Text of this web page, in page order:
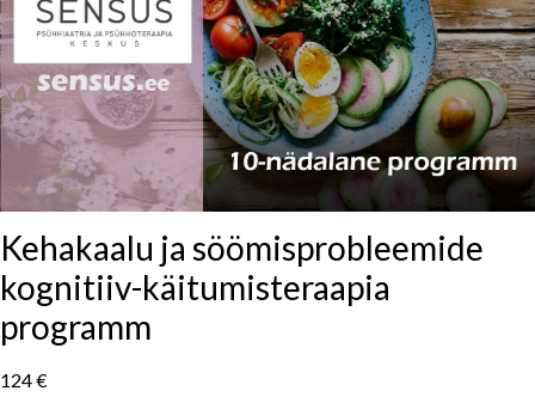
Kehakaalu ja söömisprobleemide
kognitiiv-käitumisteraapia
programm
124 €